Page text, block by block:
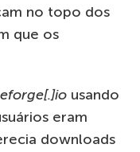
no topo dos
que os
usando
eram
downloads